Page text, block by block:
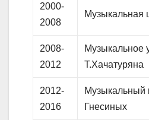
2000-
2008
2008-
2012
Музыкальное
Т.Хачатуряна
2012-
2016
Музыкальный
Гнесиных